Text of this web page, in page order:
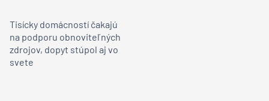
Tisícky domácností čakajú
na podporu obnoviteľných
zdrojov, dopyt stúpol aj vo
svete